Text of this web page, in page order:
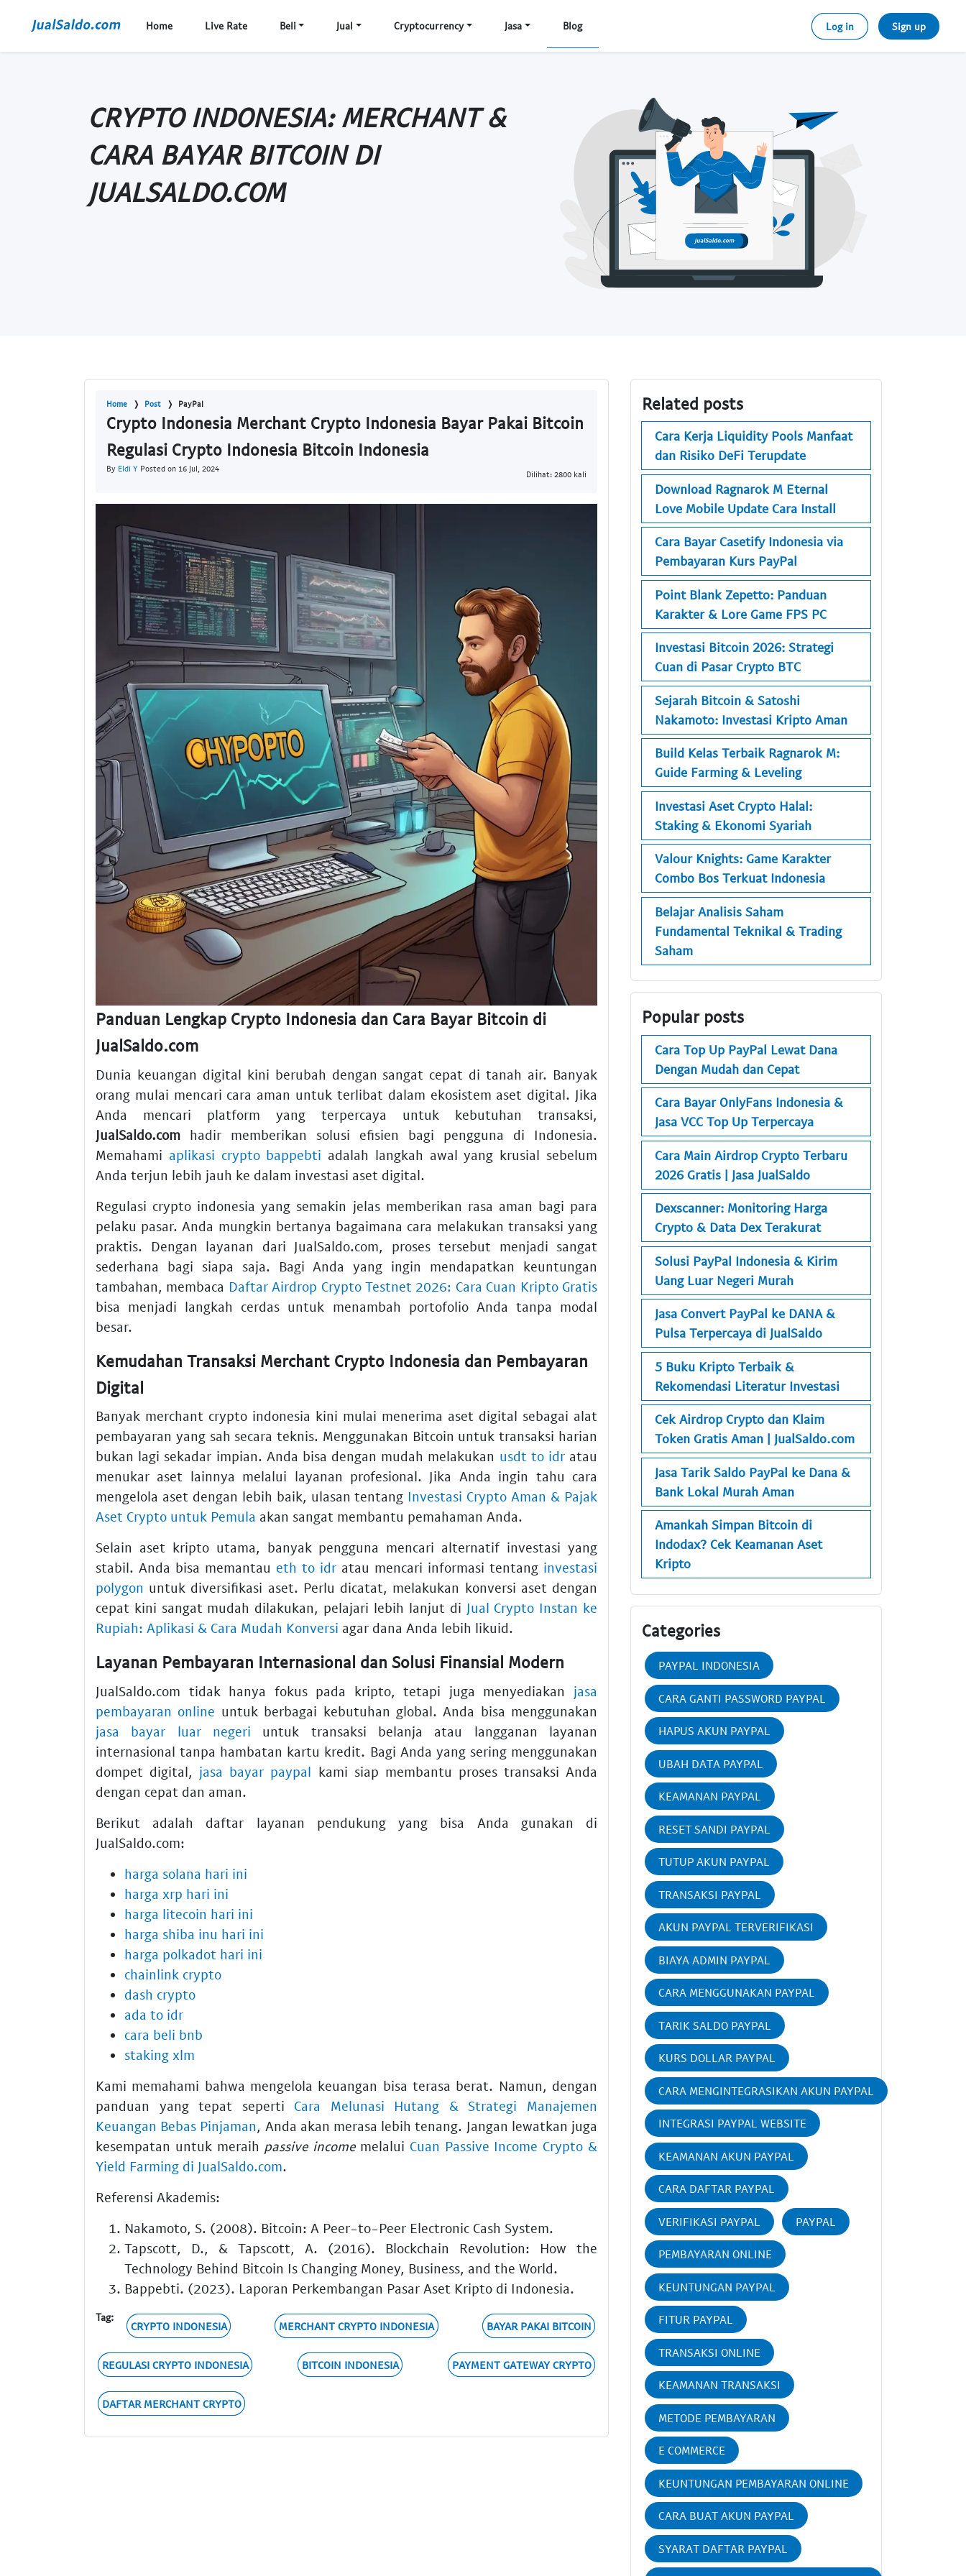
Home Live Rate Beli Jual Cryptocurrency Jasa Blog Log in Sign up
CRYPTO INDONESIA: MERCHANT &
CARA BAYAR BITCOIN DI
JUALSALDO.COM
Home Post PayPal
Crypto Indonesia Merchant Crypto Indonesia Bayar Pakai Bitcoin
Regulasi Crypto Indonesia Bitcoin Indonesia
By Eldi Y Posted on 16 Jul, 2024
Dilihat: 2800 kali
Panduan Lengkap Crypto Indonesia dan Cara Bayar Bitcoin di
JualSaldo.com
Dunia keuangan digital kini berubah dengan sangat cepat di tanah air. Banyak
orang mulai mencari cara aman untuk terlibat dalam ekosistem aset digital. Jika
Anda mencari platform yang terpercaya untuk kebutuhan transaksi,
JualSaldo.com hadir memberikan solusi efisien bagi pengguna di Indonesia.
Memahami aplikasi crypto bappebti adalah langkah awal yang krusial sebelum
Anda terjun lebih jauh ke dalam investasi aset digital.
Regulasi crypto indonesia yang semakin jelas memberikan rasa aman bagi para
pelaku pasar. Anda mungkin bertanya bagaimana cara melakukan transaksi yang
praktis. Dengan layanan dari JualSaldo.com, proses tersebut menjadi sangat
sederhana bagi siapa saja. Bagi Anda yang ingin mendapatkan keuntungan
tambahan, membaca Daftar Airdrop Crypto Testnet 2026: Cara Cuan Kripto Gratis
bisa menjadi langkah cerdas untuk menambah portofolio Anda tanpa modal
besar.
Kemudahan Transaksi Merchant Crypto Indonesia dan Pembayaran
Digital
Banyak merchant crypto indonesia kini mulai menerima aset digital sebagai alat
pembayaran yang sah secara teknis. Menggunakan Bitcoin untuk transaksi harian
bukan lagi sekadar impian. Anda bisa dengan mudah melakukan usdt to idratau
menukar aset lainnya melalui layanan profesional. Jika Anda ingin tahu cara
mengelola aset dengan lebih baik, ulasan tentang Investasi Crypto Aman & Pajak
Aset Crypto untuk Pemula akan sangat membantu pemahaman Anda.
Selain aset kripto utama, banyak pengguna mencari alternatif investasi yang
stabil. Anda bisa memantau eth to idr atau mencari informasi tentang investasi
polygon untuk diversifikasi aset. Perlu dicatat, melakukan konversi aset dengan
cepat kini sangat mudah dilakukan, pelajari lebih lanjut di Jual Crypto Instan ke
Rupiah: Aplikasi & Cara Mudah Konversi agar dana Anda lebih likuid.
Layanan Pembayaran Internasional dan Solusi Finansial Modern
JualSaldo.com tidak hanya fokus pada kripto, tetapi juga menyediakan jasa
pembayaran online untuk berbagai kebutuhan global. Anda bisa menggunakan
jasa bayar luar negeri untuk transaksi belanja atau langganan layanan
internasional tanpa hambatan kartu kredit. Bagi Anda yang sering menggunakan
dompet digital, jasa bayar paypal kami siap membantu proses transaksi Anda
dengan cepat dan aman.
Berikut adalah daftar layanan pendukung yang bisa Anda gunakan di
JualSaldo.com:
harga solana hari ini
harga xrp hari ini
harga litecoin hari ini
harga shiba inu hari ini
harga polkadot hari ini
chainlink crypto
dash crypto
ada to idr
cara beli bnb
staking xlm
Kami memahami bahwa mengelola keuangan bisa terasa berat. Namun, dengan
panduan yang tepat seperti Cara Melunasi Hutang & Strategi Manajemen
Keuangan Bebas Pinjaman, Anda akan merasa lebih tenang. Jangan lewatkan juga
kesempatan untuk meraih passive incomemelalui Cuan Passive Income Crypto &
Yield Farming di JualSaldo.com.
Referensi Akademis:
Nakamoto, S. (2008). Bitcoin: A Peer-to-Peer Electronic Cash System.
Tapscott, D., & Tapscott, A. (2016). Blockchain Revolution: How the
Technology Behind Bitcoin Is Changing Money, Business, and the World.
Bappebti. (2023). Laporan Perkembangan Pasar Aset Kripto di Indonesia.
Tag:
CRYPTO INDONESIA MERCHANT CRYPTO INDONESIA BAYAR PAKAI BITCOIN
REGULASI CRYPTO INDONESIA BITCOIN INDONESIA PAYMENT GATEWAY CRYPTO
DAFTAR MERCHANT CRYPTO
Related posts
Cara Kerja Liquidity Pools Manfaat
dan Risiko DeFi Terupdate
Download Ragnarok M Eternal
Love Mobile Update Cara Install
Cara Bayar Casetify Indonesia via
Pembayaran Kurs PayPal
Point Blank Zepetto: Panduan
Karakter & Lore Game FPS PC
Investasi Bitcoin 2026: Strategi
Cuan di Pasar Crypto BTC
Sejarah Bitcoin & Satoshi
Nakamoto: Investasi Kripto Aman
Build Kelas Terbaik Ragnarok M:
Guide Farming & Leveling
Investasi Aset Crypto Halal:
Staking & Ekonomi Syariah
Valour Knights: Game Karakter
Combo Bos Terkuat Indonesia
Belajar Analisis Saham
Fundamental Teknikal & Trading
Saham
Popular posts
Cara Top Up PayPal Lewat Dana
Dengan Mudah dan Cepat
Cara Bayar OnlyFans Indonesia &
Jasa VCC Top Up Terpercaya
Cara Main Airdrop Crypto Terbaru
2026 Gratis | Jasa JualSaldo
Dexscanner: Monitoring Harga
Crypto & Data Dex Terakurat
Solusi PayPal Indonesia & Kirim
Uang Luar Negeri Murah
Jasa Convert PayPal ke DANA &
Pulsa Terpercaya di JualSaldo
5 Buku Kripto Terbaik &
Rekomendasi Literatur Investasi
Cek Airdrop Crypto dan Klaim
Token Gratis Aman | JualSaldo.com
Jasa Tarik Saldo PayPal ke Dana &
Bank Lokal Murah Aman
Amankah Simpan Bitcoin di
Indodax? Cek Keamanan Aset
Kripto
Categories
PAYPAL INDONESIA
CARA GANTI PASSWORD PAYPAL
HAPUS AKUN PAYPAL
UBAH DATA PAYPAL
KEAMANAN PAYPAL
RESET SANDI PAYPAL
TUTUP AKUN PAYPAL
TRANSAKSI PAYPAL
AKUN PAYPAL TERVERIFIKASI
BIAYA ADMIN PAYPAL
CARA MENGGUNAKAN PAYPAL
TARIK SALDO PAYPAL
KURS DOLLAR PAYPAL
CARA MENGINTEGRASIKAN AKUN PAYPAL
INTEGRASI PAYPAL WEBSITE
KEAMANAN AKUN PAYPAL
CARA DAFTAR PAYPAL
VERIFIKASI PAYPAL PAYPAL
PEMBAYARAN ONLINE
KEUNTUNGAN PAYPAL
FITUR PAYPAL
TRANSAKSI ONLINE
KEAMANAN TRANSAKSI
METODE PEMBAYARAN
E COMMERCE
KEUNTUNGAN PEMBAYARAN ONLINE
CARA BUAT AKUN PAYPAL
SYARAT DAFTAR PAYPAL